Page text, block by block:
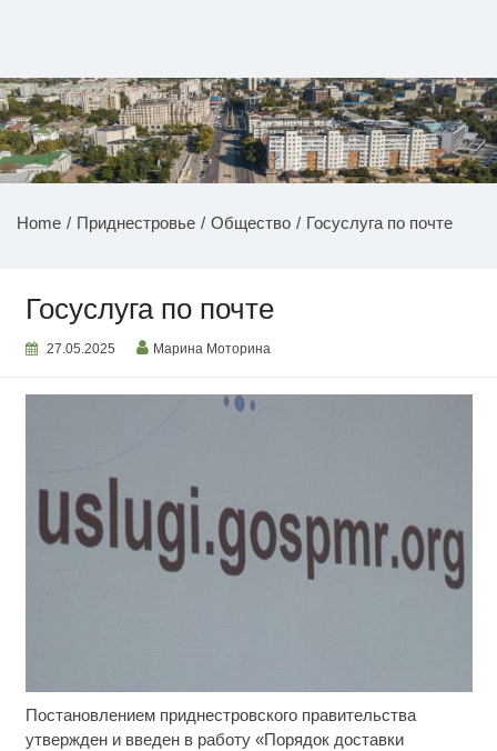
НОВОСТИ ПРИДНЕСТРОВЬЯ
Home Приднестровье Общество Госуслуга по почте
Госуслуга по почте
27.05.2025 Марина Моторина
Постановлением приднестровского правительства
утвержден и введен в работу «Порядок доставки
Ржу не переставая, это видео пересмотришь не
раз